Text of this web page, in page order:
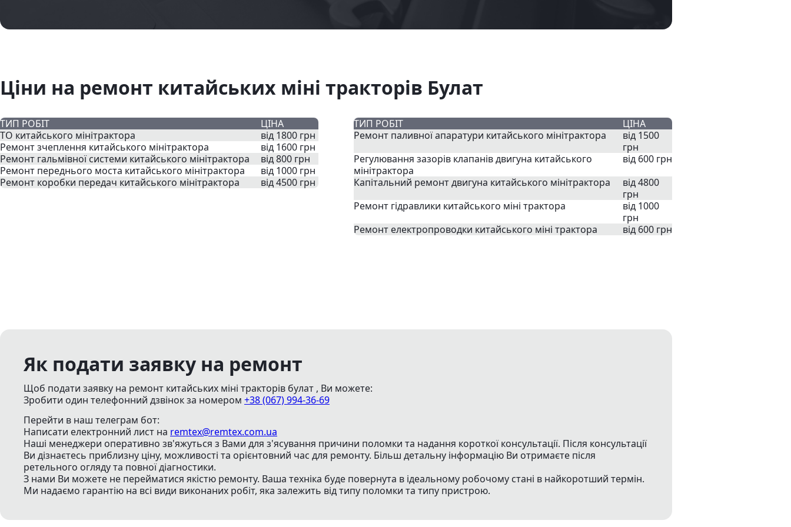
Ціни на ремонт китайських міні тракторів Булат
ТИП РОБІТ
ЦІНА
ТО китайського мінітрактора
від 1800 грн
Ремонт зчеплення китайського мінітрактора
від 1600 грн
Ремонт гальмівної системи китайського мінітрактора
від 800 грн
Ремонт переднього моста китайського мінітрактора
від 1000 грн
Ремонт коробки передач китайського мінітрактора
від 4500 грн
ТИП РОБІТ
ЦІНА
Ремонт паливної апаратури китайського мінітрактора
від 1500
грн
Регулювання зазорів клапанів двигуна китайського
мінітрактора
від 600 грн
Капітальний ремонт двигуна китайського мінітрактора
від 4800
грн
Ремонт гідравлики китайського міні трактора
від 1000
грн
Ремонт електропроводки китайського міні трактора
від 600 грн
Як подати заявку на ремонт
Щоб подати заявку на ремонт китайських міні тракторів булат , Ви можете:
Зробити один телефонний дзвінокза номером +38 (067) 994-36-69
Перейти в наш телеграм бот:
Написати електронний лист на remtex@remtex.com.ua
Наші менеджери оперативно зв'яжуться з Вами для з'ясування причини поломки та надання короткої консультації. Після консультації
Ви дізнаєтесь приблизну ціну, можливості та орієнтовний час для ремонту. Більш детальну інформацію Ви отримаєте після
ретельного огляду та повної діагностики.
З нами Ви можете не перейматися якістю ремонту. Ваша техніка буде повернута в ідеальному робочому стані в найкоротший термін.
Ми надаємо гарантію на всі види виконаних робіт, яка залежить від типу поломки та типу пристрою.